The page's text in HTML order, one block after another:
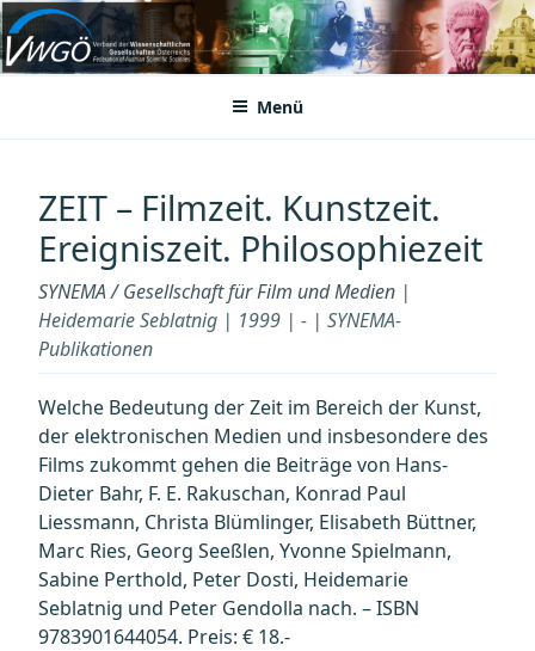
Zum
Inhalt
springenVWGÖ
Federation of Austrian Scientific Societies
Menü
ZEIT – Filmzeit. Kunstzeit.
Ereigniszeit. Philosophiezeit
SYNEMA / Gesellschaft für Film und Medien |
Heidemarie Seblatnig | 1999 | - | SYNEMA-
Publikationen
Welche Bedeutung der Zeit im Bereich der Kunst,
der elektronischen Medien und insbesondere des
Films zukommt gehen die Beiträge von Hans-
Dieter Bahr, F. E. Rakuschan, Konrad Paul
Liessmann, Christa Blümlinger, Elisabeth Büttner,
Marc Ries, Georg Seeßlen, Yvonne Spielmann,
Sabine Perthold, Peter Dosti, Heidemarie
Seblatnig und Peter Gendolla nach. – ISBN
9783901644054. Preis: € 18.-